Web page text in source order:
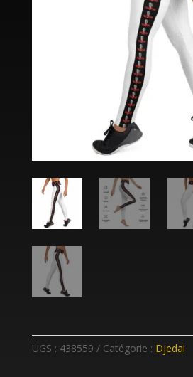
UGS : 438559 Catégorie : Djedai